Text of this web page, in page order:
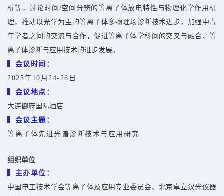
析等，讨论时间/空间分辨的等离子体放电特性与物理化学作用机
理，推动以光学为主的等离子体多物理场诊断技术进步，加强中青
年学者之间的交流与合作，促进等离子体学科间的交叉与融合、等
离子体诊断与应用技术的进步发展。
▍会议时间：
2025年10月24-26日
▍会议地点：
大连御府国际酒店
▍会议主题：
等离子体先进光谱诊断技术与应用研究
组织单位
▍主办单位：
中国电工技术学会等离子体及应用专业委员会、北京卓立汉光仪器